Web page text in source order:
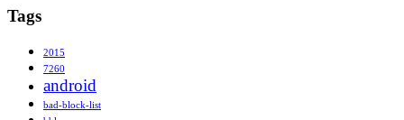
Tags
2015
7260
android
bad-block-list